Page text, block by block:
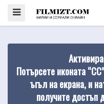
Потърсете иконата
ъгъл на екрана, и
получите достъп